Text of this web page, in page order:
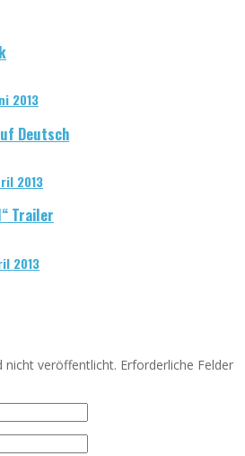
2013
Deutsch
2013
Trailer
2013
nicht veröffentlicht. Erforderliche Felder